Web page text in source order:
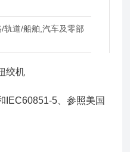
轨道/船舶,汽车及零部
IEC60851-5、参照美国